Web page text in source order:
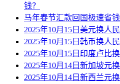
钱？
马年春节汇款回国极速省
2025年10月15日美元换人
2025年10月15日韩币换人
2025年10月15日印度卢比
2025年10月14日新加坡元
2025年10月14日新西兰元